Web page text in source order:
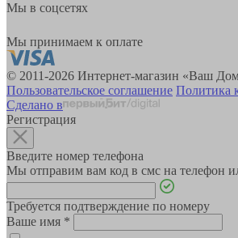
Мы в соцсетях
Мы принимаем к оплате
© 2011-2026 Интернет-магазин «Ваш
Пользовательское соглашение Политика
Сделано в
Регистрация
Введите номер телефона
Мы отправим вам код в смс на телефон
Требуется подтверждение по номеру
Ваше имя *